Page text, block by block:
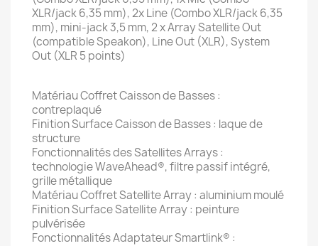
XLR/jack 6,35 mm), 2x Line (Combo XLR/jack 6,35
mm), mini-jack 3,5 mm, 2 x Array Satellite Out
(compatible Speakon), Line Out (XLR), System
Out (XLR 5 points)
Matériau Coffret Caisson de Basses :
contreplaqué
Finition Surface Caisson de Basses : laque de
structure
Fonctionnalités des Satellites Arrays :
technologie WaveAhead®, filtre passif intégré,
grille métallique
Matériau Coffret Satellite Array : aluminium moulé
Finition Surface Satellite Array : peinture
pulvérisée
Fonctionnalités Adaptateur Smartlink® :